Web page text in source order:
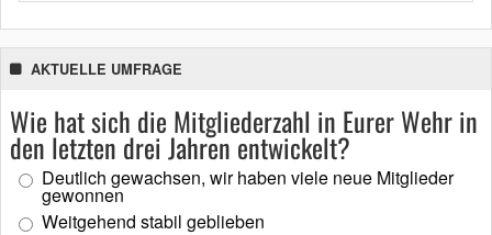
AKTUELLE UMFRAGE
Wie hat sich die Mitgliederzahl in Eurer Wehr in
den letzten drei Jahren entwickelt?
Deutlich gewachsen, wir haben viele neue Mitglieder
gewonnen
Weitgehend stabil geblieben